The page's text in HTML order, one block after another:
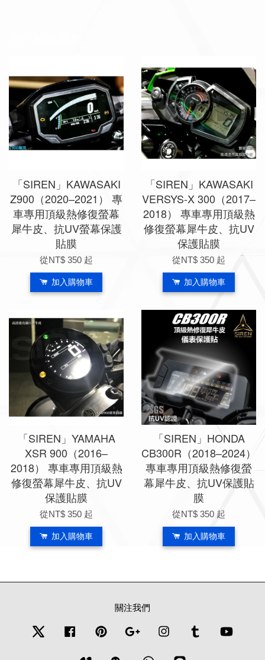
「SIREN」KAWASAKI
Z900（2020–2021） 專
車專用頂級熱修復螢幕
犀牛皮、抗UV螢幕保護
貼膜
從NT$ 350 起
加入購物車
「SIREN」KAWASAKI
VERSYS-X 300（2017–
2018） 專車專用頂級熱
修復螢幕犀牛皮、抗UV
保護貼膜
從NT$ 350 起
加入購物車
「SIREN」YAMAHA
XSR 900（2016–
2018） 專車專用頂級熱
修復螢幕犀牛皮、抗UV
保護貼膜
從NT$ 350 起
加入購物車
「SIREN」HONDA
CB300R（2018–2024）
專車專用頂級熱修復螢
幕犀牛皮、抗UV保護貼
膜
從NT$ 350 起
加入購物車
關注我們
Twitter Facebook Pinterest Google Instagram Tumblr